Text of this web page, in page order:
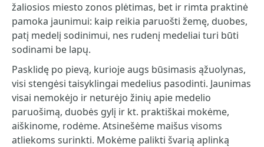
žaliosios miesto zonos plėtimas, bet ir rimta praktinė
pamoka jaunimui: kaip reikia paruošti žemę, duobes,
patį medelį sodinimui, nes rudenį medeliai turi būti
sodinami be lapų.
Pasklidę po pievą, kurioje augs būsimasis ąžuolynas,
visi stengėsi taisyklingai medelius pasodinti. Jaunimas
visai nemokėjo ir neturėjo žinių apie medelio
paruošimą, duobės gylį ir kt. praktiškai mokėme,
aiškinome, rodėme. Atsinešėme maišus visoms
atliekoms surinkti. Mokėme palikti švarią aplinką